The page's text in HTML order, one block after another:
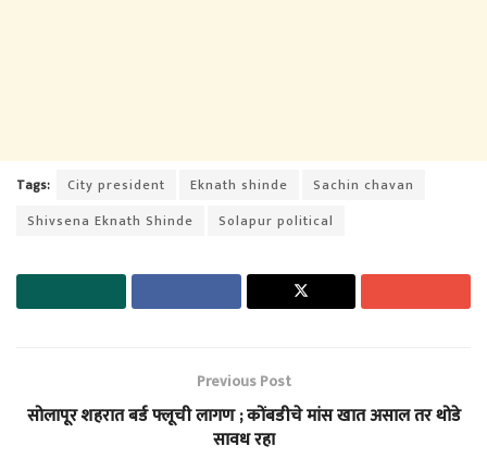
Tags: City president Eknath shinde
Sachin chavan
Shivsena Eknath Shinde
Solapur political
Previous Post
सोलापूर शहरात बर्ड फ्लूची लागण ; कोंबडीचे मांस खात असाल तर थोडे
सावध रहा